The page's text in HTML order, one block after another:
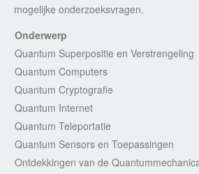
mogelijke onderzoeksvragen.
Onderwerp
Quantum Superpositie en Verstrengeling
Quantum Computers
Quantum Cryptografie
Quantum Internet
Quantum Teleportatie
Quantum Sensors en Toepassingen
Ontdekkingen van de